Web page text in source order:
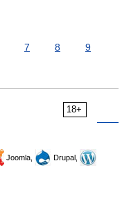
7 8
9
18+
Joomla,
Drupal,